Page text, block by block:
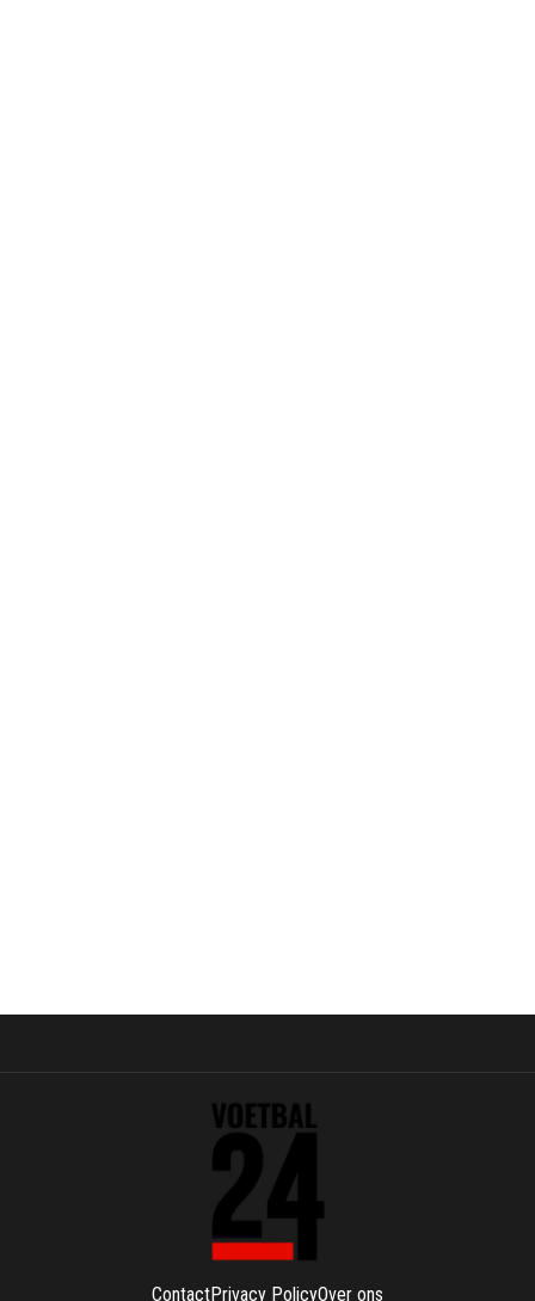
ContactPrivacy PolicyOver ons